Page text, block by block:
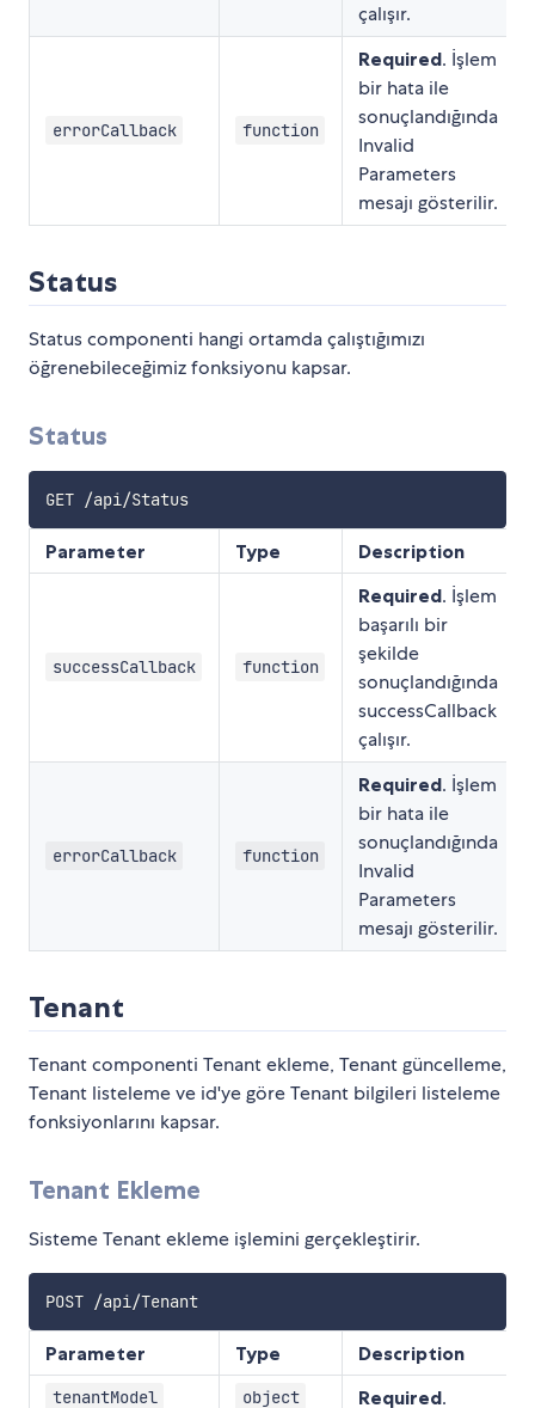
çalışır.
errorCallback function
Required. İşlem
bir hata ile
sonuçlandığında
Invalid
Parameters
mesajı gösterilir.
Status
Status componenti hangi ortamda çalıştığımızı
öğrenebileceğimiz fonksiyonu kapsar.
Status
GET /api/Status
Parameter Type Description
successCallback function
Required. İşlem
başarılı bir
şekilde
sonuçlandığında
successCallback
çalışır.
errorCallback function
Required. İşlem
bir hata ile
sonuçlandığında
Invalid
Parameters
mesajı gösterilir.
Tenant
Tenant componenti Tenant ekleme, Tenant güncelleme,
Tenant listeleme ve id'ye göre Tenant bilgileri listeleme
fonksiyonlarını kapsar.
Tenant Ekleme
Sisteme Tenant ekleme işlemini gerçekleştirir.
POST /api/Tenant
Parameter Type Description
tenantModel object Required.